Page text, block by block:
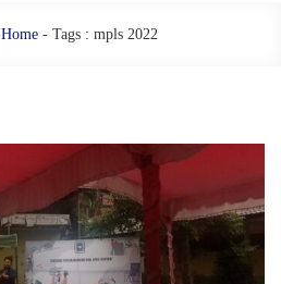
Home- Tags : mpls 2022